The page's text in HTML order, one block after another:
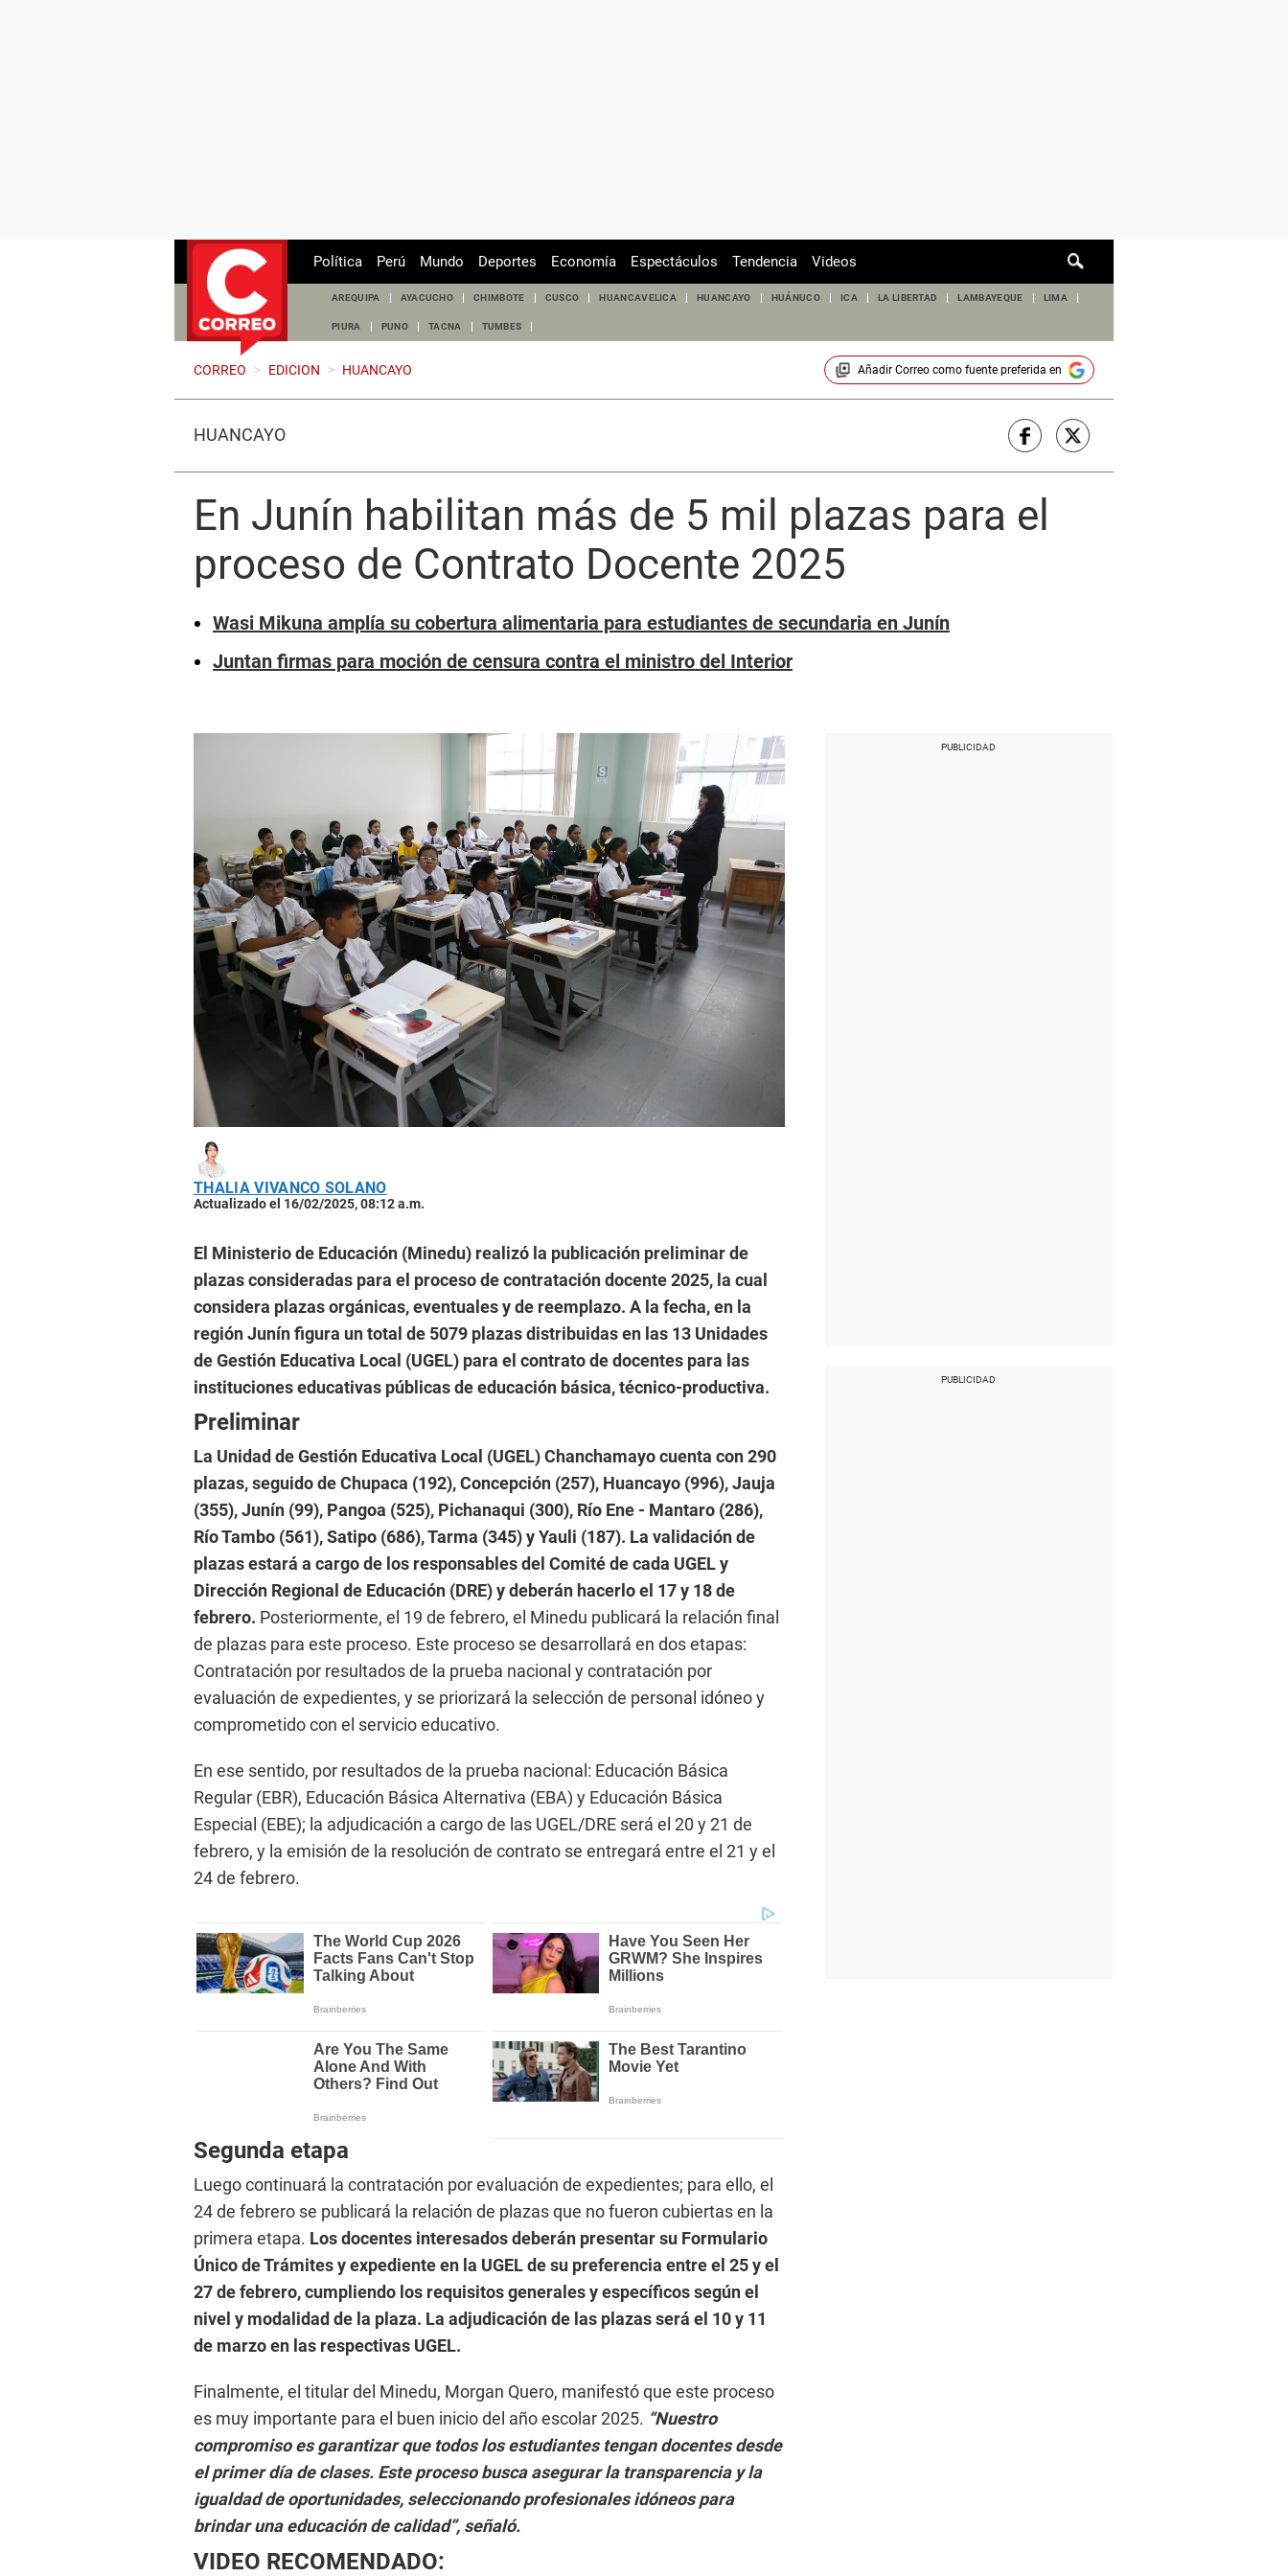
de
Política Perú Mundo Deportes Economía Espectáculos Tendencia Videos
AREQUIPA AYACUCHO CHIMBOTE CUSCO HUANCAVELICA HUANCAYO HUÁNUCO ICA LA LIBERTAD LAMBAYEQUE LIMA
PIURA PUNO TACNA TUMBES
CORREO > EDICION > HUANCAYO Añadir Correocomo fuente preferida en
HUANCAYO
En Junín habilitan más de 5 mil plazas para el
proceso de Contrato Docente 2025
Wasi Mikuna amplía su cobertura alimentaria para estudiantes de secundaria en Junín
Juntan firmas para moción de censura contra el ministro del Interior
THALIA VIVANCO SOLANO
Actualizado el 16/02/2025, 08:12 a.m.
El Ministerio de Educación (Minedu) realizó la publicación preliminar de
plazas consideradas para el proceso de contratación docente 2025, la cual
considera plazas orgánicas, eventuales y de reemplazo. A la fecha, en la
región Junín figura un total de 5079 plazas distribuidas en las 13 Unidades
de Gestión Educativa Local (UGEL) para el contrato de docentes para las
instituciones educativas públicas de educación básica, técnico-productiva.
Preliminar
La Unidad de Gestión Educativa Local (UGEL) Chanchamayo cuenta con 290
plazas, seguido de Chupaca (192), Concepción (257), Huancayo (996), Jauja
(355), Junín (99), Pangoa (525), Pichanaqui (300), Río Ene - Mantaro (286),
Río Tambo (561), Satipo (686), Tarma (345) y Yauli (187). La validación de
plazas estará a cargo de los responsables del Comité de cada UGEL y
Dirección Regional de Educación (DRE) y deberán hacerlo el 17 y 18 de
febrero. Posteriormente, el 19 de febrero, el Minedu publicará la relación final
de plazas para este proceso. Este proceso se desarrollará en dos etapas:
Contratación por resultados de la prueba nacional y contratación por
evaluación de expedientes, y se priorizará la selección de personal idóneo y
comprometido con el servicio educativo.
En ese sentido, por resultados de la prueba nacional: Educación Básica
Regular (EBR), Educación Básica Alternativa (EBA) y Educación Básica
Especial (EBE); la adjudicación a cargo de las UGEL/DRE será el 20 y 21 de
febrero, y la emisión de la resolución de contrato se entregará entre el 21 y el
24 de febrero.
Segunda etapa
Luego continuará la contratación por evaluación de expedientes; para ello, el
24 de febrero se publicará la relación de plazas que no fueron cubiertas en la
primera etapa. Los docentes interesados deberán presentar su Formulario
Único de Trámites y expediente en la UGEL de su preferencia entre el 25 y el
27 de febrero, cumpliendo los requisitos generales y específicos según el
nivel y modalidad de la plaza. La adjudicación de las plazas será el 10 y 11
de marzo en las respectivas UGEL.
Finalmente, el titular del Minedu, Morgan Quero, manifestó que este proceso
es muy importante para el buen inicio del año escolar 2025. “Nuestro
compromiso es garantizar que todos los estudiantes tengan docentes desde
el primer día de clases. Este proceso busca asegurar la transparencia y la
igualdad de oportunidades, seleccionando profesionales idóneos para
brindar una educación de calidad”, señaló.
VIDEO RECOMENDADO: